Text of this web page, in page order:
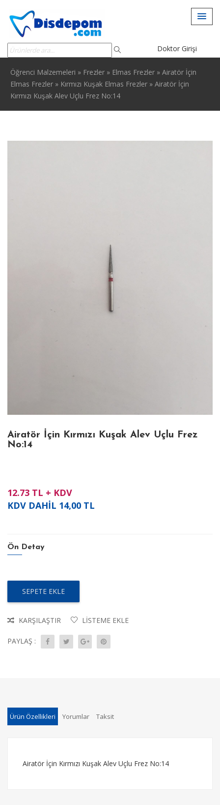
Doktor Girişi
Öğrenci Malzemeleri » Frezler » Elmas Frezler » Airatör İçin
Elmas Frezler » Kırmızı Kuşak Elmas Frezler » Airatör İçin
Kırmızı Kuşak Alev Uçlu Frez No:14
Airatör İçin Kırmızı Kuşak Alev Uçlu Frez
No:14
12.73 TL + KDV
KDV DAHİL 14,00 TL
Ön Detay
SEPETE EKLE
KARŞILAŞTIR LISTEME EKLE
PAYLAŞ :
Ürün Özellikleri Yorumlar Taksit
Airatör İçin Kırmızı Kuşak Alev Uçlu Frez No:14